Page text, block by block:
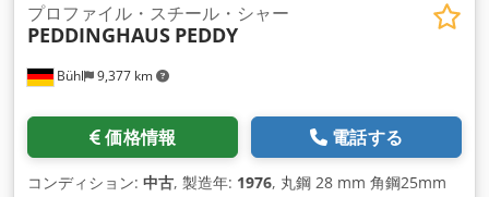
Bühl 9,377 km
プロファイル・スチール・シャー
PEDDINGHAUS PEDDY
価格情報 電話する
コンディション: 中古, 製造年: 1976, 丸鋼 28 mm 角鋼25mm